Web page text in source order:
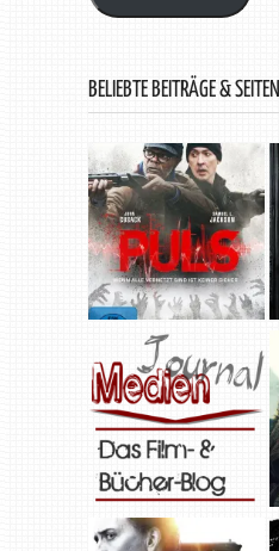
BELIEBTE BEITRÄGE & SEITEN